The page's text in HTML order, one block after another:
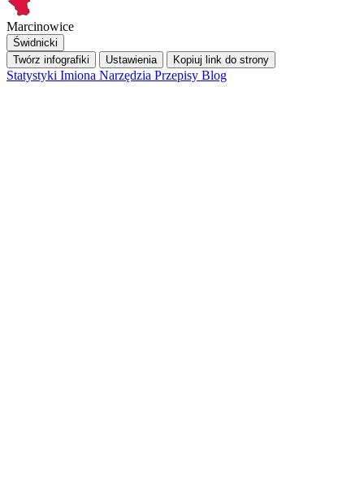
Marcinowice
Świdnicki
Twórz infografiki
Ustawienia Kopiuj link do strony
Statystyki Imiona Narzędzia Przepisy Blog